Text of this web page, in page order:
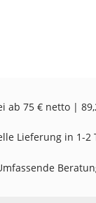
ab 75 € netto |
Lieferung in 1-2